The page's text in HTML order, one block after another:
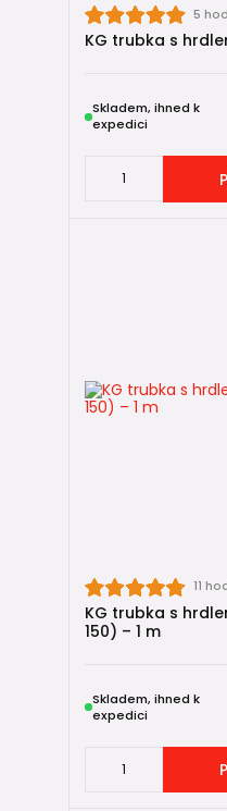
5
KG trubka s
Skladem, ihned k
expedici
11
KG trubka s
150) – 1 m
Skladem, ihned k
expedici